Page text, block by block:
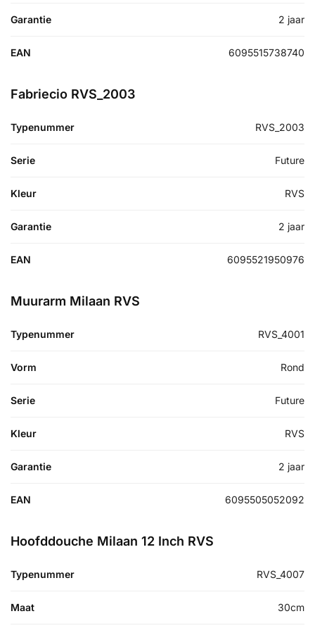
Garantie 2 jaar
EAN 6095515738740
Fabriecio RVS_2003
Typenummer RVS_2003
Serie Future
Kleur RVS
Garantie 2 jaar
EAN 6095521950976
Muurarm Milaan RVS
Typenummer RVS_4001
Vorm Rond
Serie Future
Kleur RVS
Garantie 2 jaar
EAN 6095505052092
Hoofddouche Milaan 12 Inch RVS
Typenummer RVS_4007
Maat 30cm